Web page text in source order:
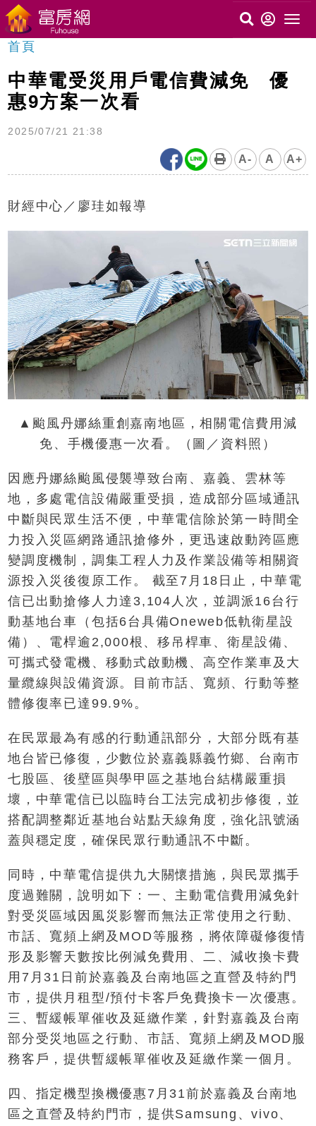
首頁
中華電受災用戶電信費減免 優
惠9方案一次看
2025/07/21 21:38
A- A A+
財經中心／廖珪如報導
▲颱風丹娜絲重創嘉南地區，相關電信費用減
免、手機優惠一次看。（圖／資料照）
因應丹娜絲颱風侵襲導致台南、嘉義、雲林等
地，多處電信設備嚴重受損，造成部分區域通訊
中斷與民眾生活不便，中華電信除於第一時間全
力投入災區網路通訊搶修外，更迅速啟動跨區應
變調度機制，調集工程人力及作業設備等相關資
源投入災後復原工作。 截至7月18日止，中華電
信已出動搶修人力達3,104人次，並調派16台行
動基地台車（包括6台具備Oneweb低軌衛星設
備）、電桿逾2,000根、移吊桿車、衛星設備、
可攜式發電機、移動式啟動機、高空作業車及大
量纜線與設備資源。目前市話、寬頻、行動等整
體修復率已達99.9%。
在民眾最為有感的行動通訊部分，大部分既有基
地台皆已修復，少數位於嘉義縣義竹鄉、台南市
七股區、後壁區與學甲區之基地台結構嚴重損
壞，中華電信已以臨時台工法完成初步修復，並
搭配調整鄰近基地台站點天線角度，強化訊號涵
蓋與穩定度，確保民眾行動通訊不中斷。
同時，中華電信提供九大關懷措施，與民眾攜手
度過難關，說明如下：一、主動電信費用減免針
對受災區域因風災影響而無法正常使用之行動、
市話、寬頻上網及MOD等服務，將依障礙修復情
形及影響天數按比例減免費用、二、減收換卡費
用7月31日前於嘉義及台南地區之直營及特約門
市，提供月租型/預付卡客戶免費換卡一次優惠。
三、暫緩帳單催收及延繳作業，針對嘉義及台南
部分受災地區之行動、市話、寬頻上網及MOD服
務客戶，提供暫緩帳單催收及延繳作業一個月。
四、指定機型換機優惠7月31前於嘉義及台南地
區之直營及特約門市，提供Samsung、vivo、